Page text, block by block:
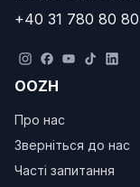
+40 31 780 80 80
OOZH
Про нас
Зверніться до нас
Часті запитання